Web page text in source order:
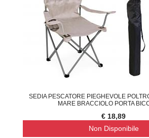
SEDIA PESCATORE PIEGHEVOLE
MARE BRACCIOLO PORTA
€ 18,89
Non Disponibile